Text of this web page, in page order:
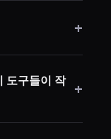
니다. TikTok의
+
사용자를 보
반이 성장 중
도구들이 작 +